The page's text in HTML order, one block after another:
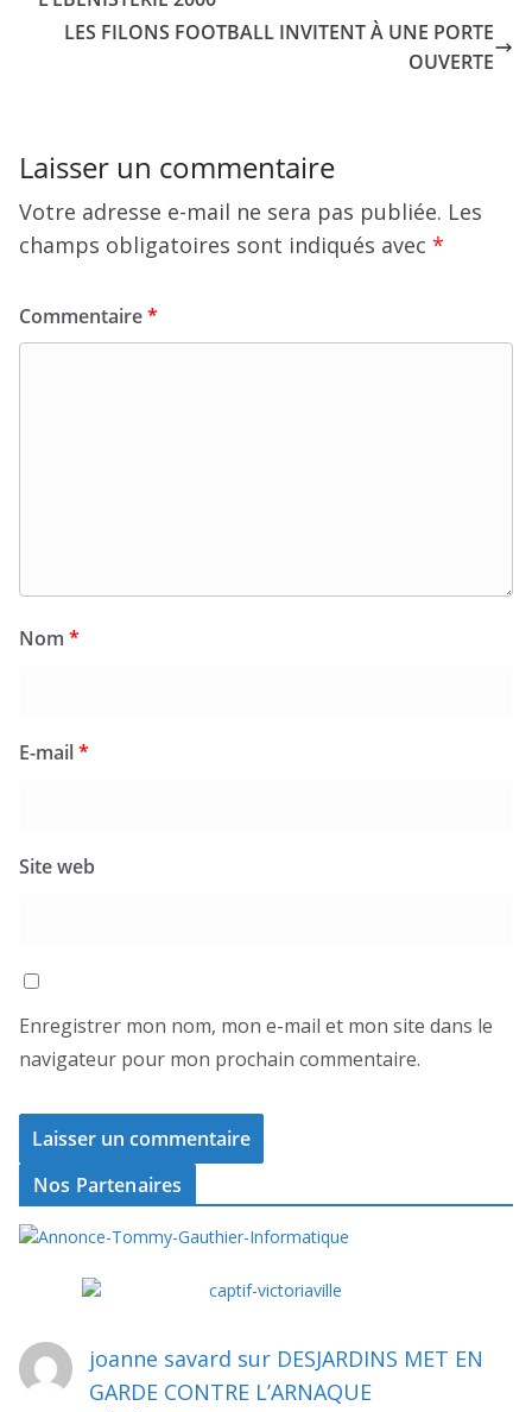
LES FILONS FOOTBALL INVITENT À UNE PORTE
OUVERTE
Laisser un commentaire
Votre adresse e-mail ne sera pas publiée. Les
champs obligatoires sont indiqués avec *
Commentaire*
Nom *
E-mail*
Site web
Enregistrer mon nom, mon e-mail et mon site dans le
navigateur pour mon prochain commentaire.
Nos Partenaires
joanne savard sur DESJARDINS MET EN
GARDE CONTRE L’ARNAQUE